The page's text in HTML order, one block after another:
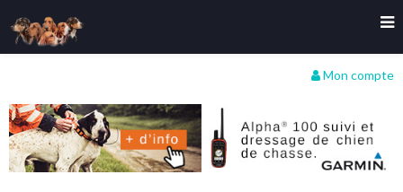
Mon compte